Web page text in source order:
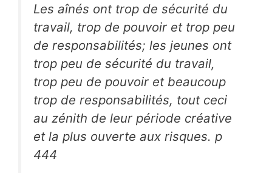
Les aînés ont trop de sécurité du
travail, trop de pouvoir et trop peu
de responsabilités; les jeunes ont
trop peu de sécurité du travail,
trop peu de pouvoir et beaucoup
trop de responsabilités, tout ceci
au zénith de leur période créative
et la plus ouverte aux risques. p
444